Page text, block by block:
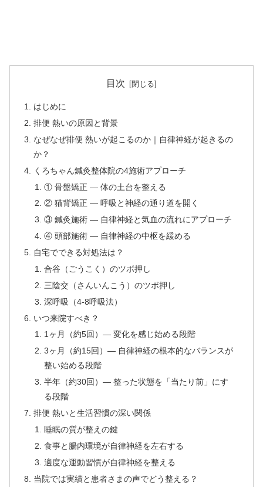
目次
はじめに
排便 熱いの原因と背景
なぜなぜ排便 熱いが起こるのか｜自律神経が起きるの
か？
くろちゃん鍼灸整体院の4施術アプローチ
① 骨盤矯正 — 体の土台を整える
② 猫背矯正 — 呼吸と神経の通り道を開く
③ 鍼灸施術 — 自律神経と気血の流れにアプローチ
④ 頭部施術 — 自律神経の中枢を緩める
自宅でできる対処法は？
合谷（ごうこく）のツボ押し
三陰交（さんいんこう）のツボ押し
深呼吸（4-8呼吸法）
いつ来院すべき？
1ヶ月（約5回）— 変化を感じ始める段階
3ヶ月（約15回）— 自律神経の根本的なバランスが
整い始める段階
半年（約30回）— 整った状態を「当たり前」にす
る段階
排便 熱いと生活習慣の深い関係
睡眠の質が整えの鍵
食事と腸内環境が自律神経を左右する
適度な運動習慣が自律神経を整える
当院では実績と患者さまの声でどう整える？